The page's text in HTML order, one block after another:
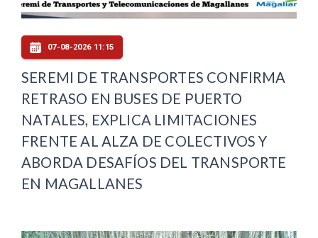
07-08-2026 11:15
SEREMI DE TRANSPORTES CONFIRMA
RETRASO EN BUSES DE PUERTO
NATALES, EXPLICA LIMITACIONES
FRENTE AL ALZA DE COLECTIVOS Y
ABORDA DESAFÍOS DEL TRANSPORTE
EN MAGALLANES